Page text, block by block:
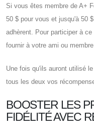
Si vous êtes membre de A+
50 $ pour vous et jusqu'à 50
adhèrent. Pour participer à
fournir à votre ami ou
Une fois qu'ils auront utilisé
tous les deux vos
BOOSTER LES
FIDÉLITÉ AVEC